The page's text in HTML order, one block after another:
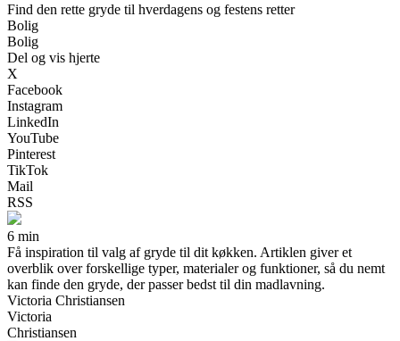
Find den rette gryde til hverdagens og festens retter
Bolig
Bolig
Del og vis hjerte
X
Facebook
Instagram
LinkedIn
YouTube
Pinterest
TikTok
Mail
RSS
6 min
Få inspiration til valg af gryde til dit køkken. Artiklen giver et
overblik over forskellige typer, materialer og funktioner, så du nemt
kan finde den gryde, der passer bedst til din madlavning.
Victoria Christiansen
Victoria
Christiansen